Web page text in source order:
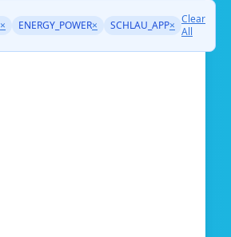
× ENERGY_POWER× SCHLAU_APP× Clear
All